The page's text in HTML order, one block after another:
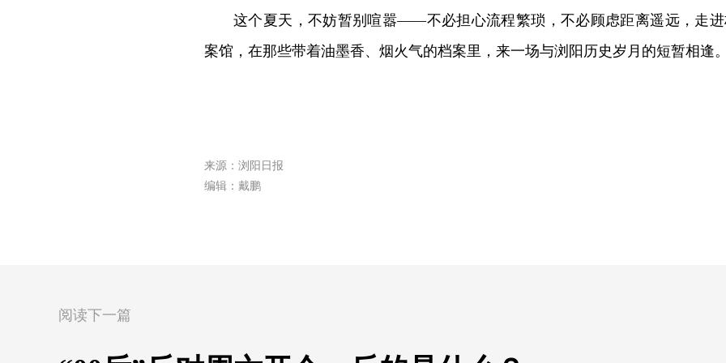
这个夏天，不妨暂别喧嚣——不必担心流程繁琐，不必顾虑距离遥远，走
案馆，在那些带着油墨香、烟火气的档案里，来一场与浏阳历史岁月的短暂相逢
来源：浏阳日报
编辑：戴鹏
阅读下一篇